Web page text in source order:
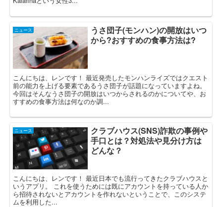
ニュース
うさ団子(モンハン)の開放はいつ
から?おすすめの食事方法は?
こんにちは、レンです！ 最近発売したモンハンライズではクエスト
前の能力を上げる要素であるうさ団子が話題になっていますよね。
今回はそんなうさ団子の開放はいつからされるのかについてや、お
すすめの食事方法は何なのか調...
ニュース
クラブハウス(SNS)詐欺の事例や
手口とは？対処法や見分け方は
どんな？
こんにちは、レンです！ 最近日本でも流行ってきたクラブハウスと
いうアプリ。 これを使うためには既にアカウントを持っている人か
ら招待されないとアカウントを作れないということで、このシステ
ムを利用した...